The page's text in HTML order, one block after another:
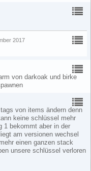
2017
von darkoak und birke
von items ändern denn
keine schlüssel mehr
1 bekommt aber in der
am versionen wechsel
einen ganzen stack
unsere schlüssel verloren